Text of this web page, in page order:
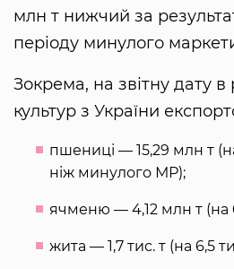
млн т нижчий за
періоду минулого
Зокрема, на звітну дату в
культур з України
пшениці — 15,29 млн т
ніж минулого МР);
ячменю — 4,12 млн т (на
жита — 1,7 тис. т (на 6,5